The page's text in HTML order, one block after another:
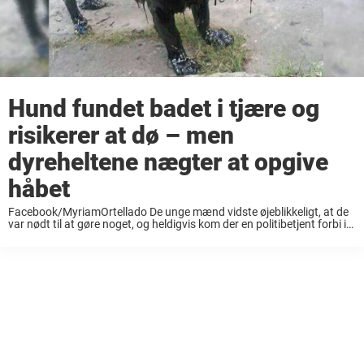
Hund fundet badet i tjære og
risikerer at dø – men
dyreheltene nægter at opgive
håbet
Facebook/MyriamOrtellado De unge mænd vidste øjeblikkeligt, at de
var nødt til at gøre noget, og heldigvis kom der en politibetjent forbi i